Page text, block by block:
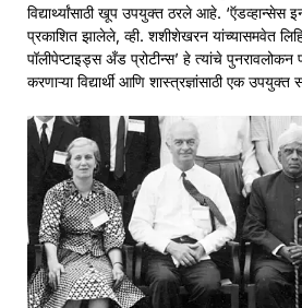
विद्यार्थ्यांसाठी खूप उपयुक्त ठरले आहे. ‘ऍडव्हान्सेस
प्रकाशित झालेले, व्ही. शशीशेखरन यांच्यासमवेत
पॉलीपेप्टाइड्स अँड प्रोटीन्स’ हे त्यांचे पुनरावलोकन
करणाऱ्या विद्यार्थी आणि शास्त्रज्ञांसाठी एक